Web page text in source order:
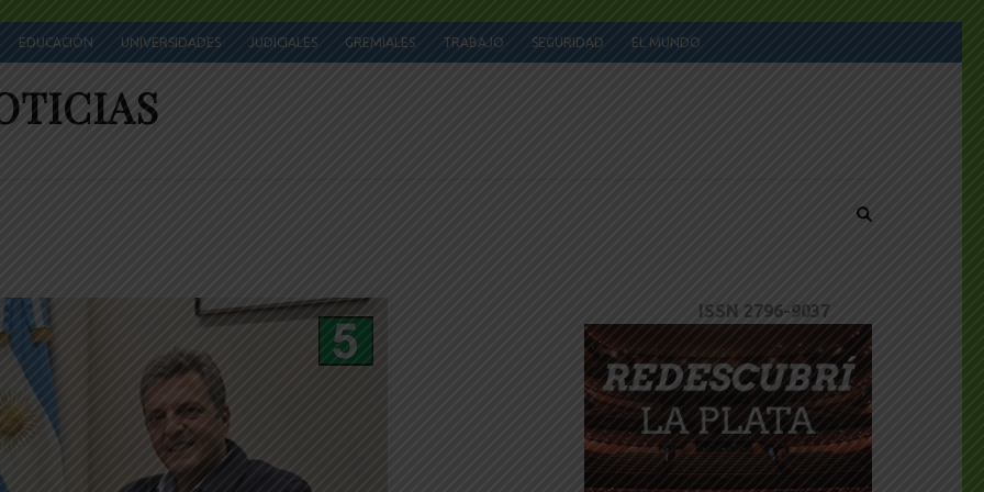
EDUCACIÓN UNIVERSIDADES JUDICIALES GREMIALES TRABAJO SEGURIDAD EL MUNDO
ISSN 2796-9037